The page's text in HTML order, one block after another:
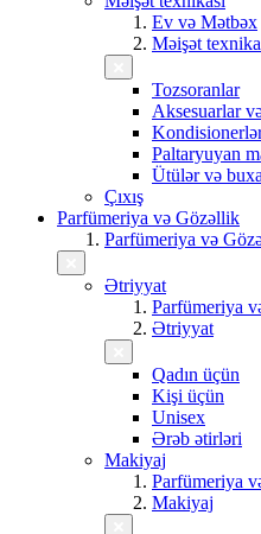
Ev və Mətbəx
Məişət
Tozsoranlar
Aksesuarlar
Paltaryuyan
Ütülər və
Çıxış
Parfümeriya və Gözəllik
Parfümeriya və
Ətriyyat
Parfümeriya
Ətriyyat
Qadın üçün
Kişi üçün
Unisex
Ərəb ətirləri
Makiyaj
Parfümeriya
Makiyaj